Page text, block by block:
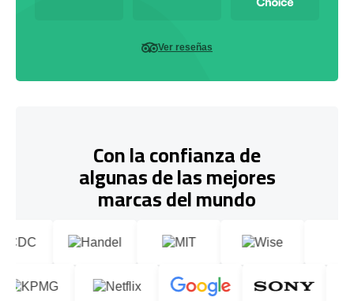
Ver reseñas
Con la confianza de
algunas de las mejores
marcas del mundo